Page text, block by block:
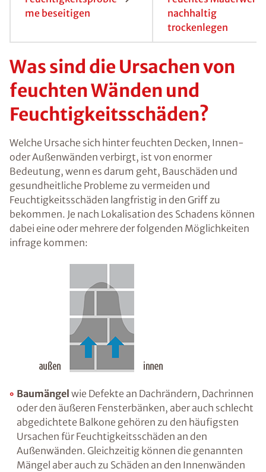
Ursachen von
Feuchtigkeitsschäd
Feuchte Decke
Feuchtigkeitsproble
me beseitigen
innen trockenlegen
und abdichten
trockenlegen
Feuchtes Mauerwerk
nachhaltig
Was sind die Ursachen
von feuchten Wänden
und
Feuchtigkeitsschäden?
Welche Ursache sich hinter feuchten Decken,
Innen- oder Außenwänden verbirgt, ist von
enormer Bedeutung, wenn es darum geht,
Bauschäden und gesundheitliche Probleme zu
vermeiden und Feuchtigkeitsschäden langfristig
in den Griff zu bekommen. Je nach Lokalisation
der folgenden Möglichkeiten infrage kommen: